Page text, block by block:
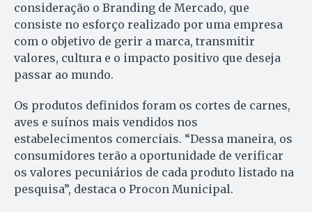
consideração o Branding de Mercado, que
consiste no esforço realizado por uma empresa
com o objetivo de gerir a marca, transmitir
valores, cultura e o impacto positivo que deseja
passar ao mundo.
Os produtos definidos foram os cortes de carnes,
aves e suínos mais vendidos nos
estabelecimentos comerciais. “Dessa maneira, os
consumidores terão a oportunidade de verificar
os valores pecuniários de cada produto listado na
pesquisa”, destaca o Procon Municipal.